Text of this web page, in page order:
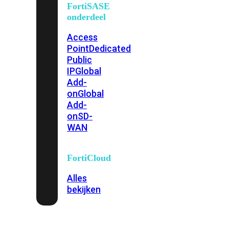
FortiSASE
onderdeel
Access
PointDedicated
Public
IPGlobal
Add-
onGlobal
Add-
onSD-
WAN
FortiCloud
Alles
bekijken